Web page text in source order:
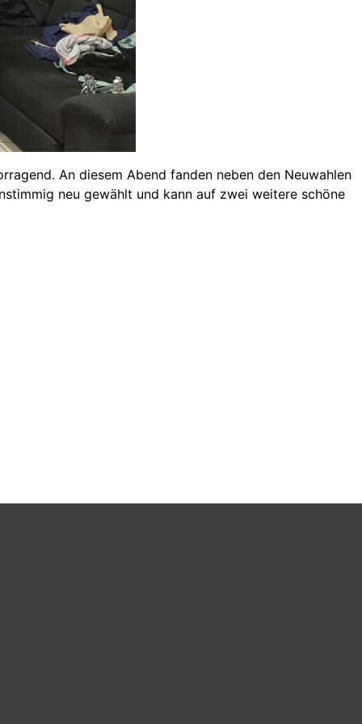
An diesem Abend fanden neben den Neuwahlen
neu gewählt und kann auf zwei weitere schöne